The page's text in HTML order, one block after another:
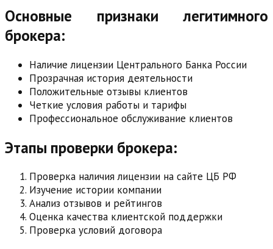
Основные признаки легитимного
брокера:
Наличие лицензии Центрального Банка России
Прозрачная история деятельности
Положительные отзывы клиентов
Четкие условия работы и тарифы
Профессиональное обслуживание клиентов
Этапы проверки брокера:
Проверка наличия лицензии на сайте ЦБ РФ
Изучение истории компании
Анализ отзывов и рейтингов
Оценка качества клиентской поддержки
Проверка условий договора